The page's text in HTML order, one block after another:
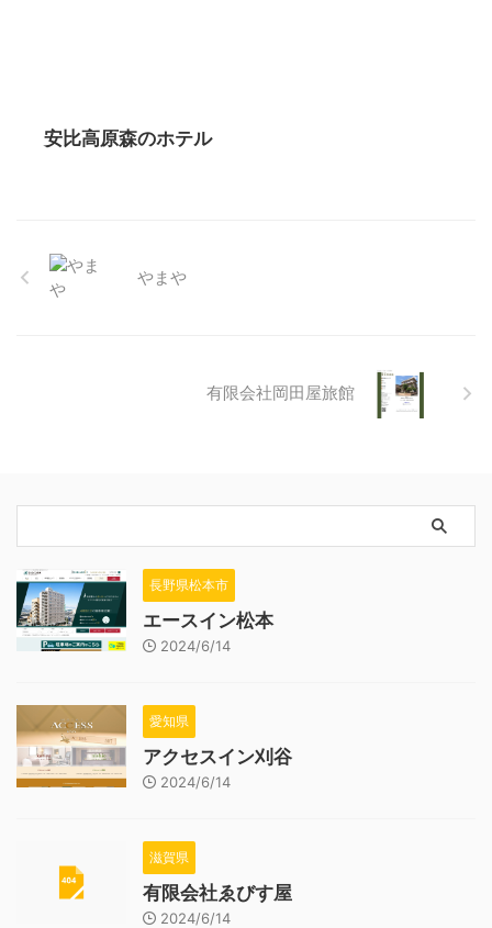
安比高原森のホテル
やまや
有限会社岡田屋旅館
長野県松本市
エースイン松本
2024/6/14
愛知県
アクセスイン刈谷
2024/6/14
滋賀県
有限会社ゑびす屋
2024/6/14